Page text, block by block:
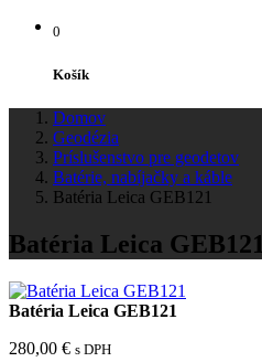
0
Košík
Domov
Geodézia
Príslušenstvo pre geodetov
Batérie, nabíjačky a káble
Batéria Leica GEB121
Batéria Leica GEB121
Batéria Leica GEB121
280,00 € s DPH